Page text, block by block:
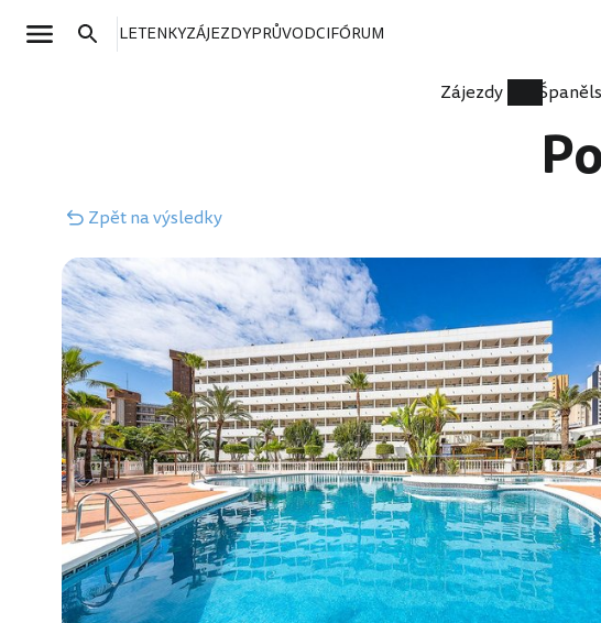
LETENKYZÁJEZDYPRŮVODCIFÓRUM
Zájezdy
Zpětna výsledky